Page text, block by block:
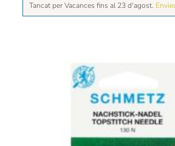
Tancat per Vacances fins al 23 d'agost.